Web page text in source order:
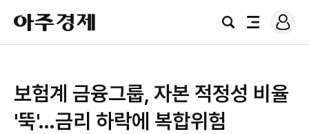
아
주
경
검
전
로
그
보험계 금융그룹, 자본 적정성 비율
'뚝'…금리 하락에 복합위험